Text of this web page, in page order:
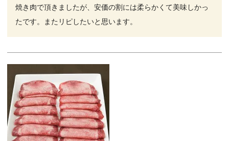
焼き肉で頂きましたが、安価の割には柔らかくて美味しかっ